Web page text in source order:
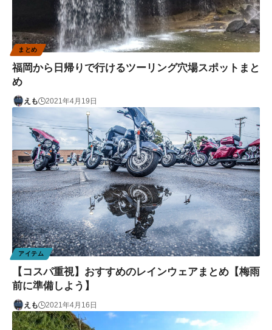
まとめ
福岡から日帰りで行けるツーリング穴場スポットまと
め
えも 2021年4月19日
アイテム
【コスパ重視】おすすめのレインウェアまとめ【梅雨
前に準備しよう】
えも 2021年4月16日